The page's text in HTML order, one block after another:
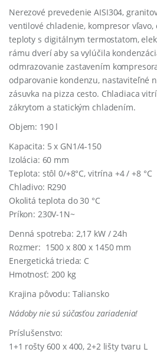
Nerezové prevedenie AISI304,
ventilové chladenie, kompresor vľavo,
teploty s digitálnym termostatom,
rámu dverí aby sa vylúčila
odmrazovanie zastavením
odparovanie kondenzu, nastaviteľné
zásuvka na pizza cesto. Chladiaca
zákrytom a statickým chladením.
Objem: 190 l
Kapacita: 5 x GN1/4-150
Izolácia: 60 mm
Teplota: stôl 0/+8°C, vitrína +4 / +8 °C
Chladivo: R290
Okolitá teplota do 30 °C
Príkon: 230V-1N~
Denná spotreba: 2,17 kW / 24h
Rozmer: 1500 x 800 x 1450 mm
Energetická trieda: C
Hmotnosť: 200 kg
Krajina pôvodu: Taliansko
Nádoby nie sú súčasťou zariadenia!
Príslušenstvo:
1+1 rošty 600 x 400, 2+2 lišty tvaru L